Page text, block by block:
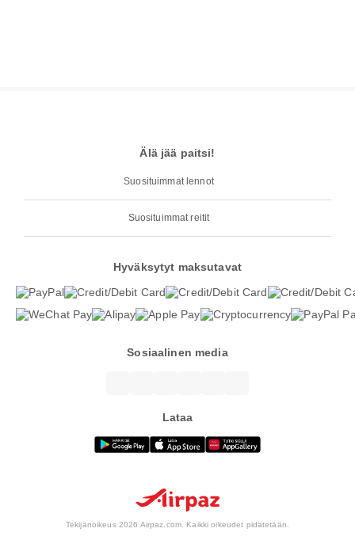
Älä jää paitsi!
Suosituimmat lennot
Suosituimmat reitit
Hyväksytyt maksutavat
Sosiaalinen media
Lataa
Tekijänoikeus 2026 Airpaz.com. Kaikki oikeudet pidätetään.